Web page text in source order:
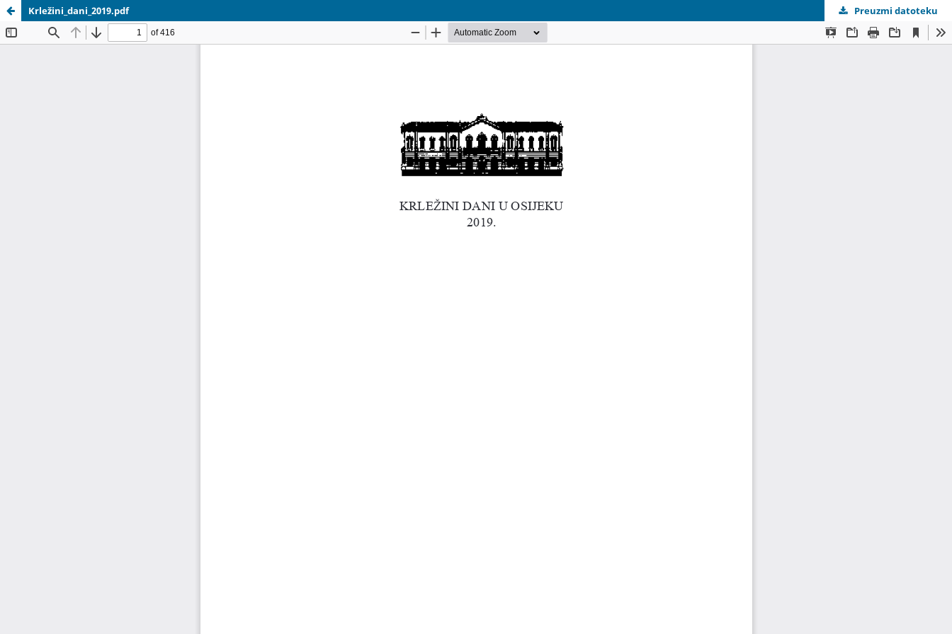
Krležini_dani_2019.pdf Preuzmi datoteku